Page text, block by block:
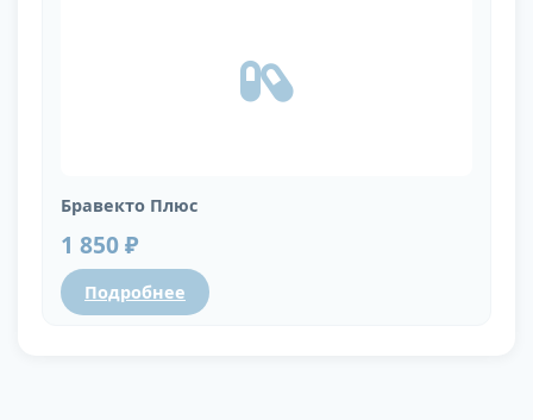
Бравекто Плюс
1 850 ₽
Подробнее